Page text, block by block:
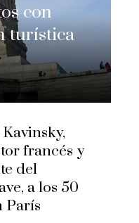
con
turística
francés y
del
a los 50
París